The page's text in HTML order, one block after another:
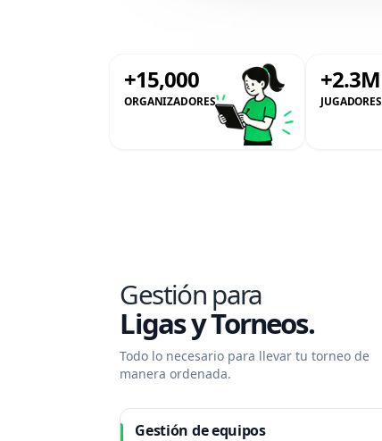
+15,000
ORGANIZADORES
+2.3M
JUGADORES
Gestión para
Ligas y Torneos.
Todo lo necesario para llevar tu torneo de
manera ordenada.
Gestión de equipos